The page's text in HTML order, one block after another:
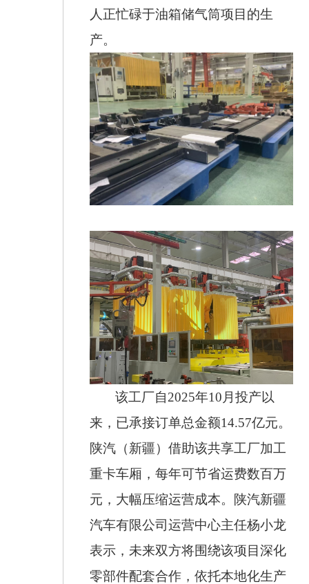
人正忙碌于油箱储气筒项目的生
产。
该工厂自2025年10 月投产以
来，已承接订单总金额14.57亿元。
陕汽（新疆）借助该共享工厂加工
重卡车厢，每年可节省运费数百万
元，大幅压缩运营成本。陕汽新疆
汽车有限公司运营中心主任杨小龙
表示，未来双方将围绕该项目深化
零部件配套合作，依托本地化生产